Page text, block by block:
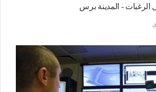
الرغبات - المدينة برس